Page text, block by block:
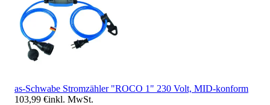
as-Schwabe Stromzähler "ROCO 1" 230 Volt, MID-konform
103,99 €inkl. MwSt.